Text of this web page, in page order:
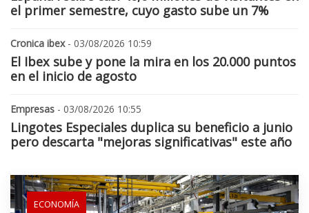
el primer semestre, cuyo gasto sube un 7%
Cronica ibex- 03/08/2026 10:59
El Ibex sube y pone la mira en los 20.000 puntos
en el inicio de agosto
Empresas - 03/08/2026 10:55
Lingotes Especiales duplica su beneficio a junio
pero descarta "mejoras significativas" este año
ECONOMÍA